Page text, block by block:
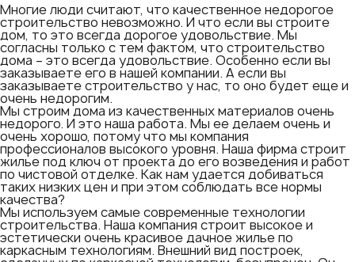
Многие люди считают, что качественное недорогое
строительство невозможно. И что если вы строите
дом, то это всегда дорогое удовольствие. Мы
согласны только с тем фактом, что строительство
дома – это всегда удовольствие. Особенно если вы
заказываете его в нашей компании. А если вы
заказываете строительство у нас, то оно будет еще и
очень недорогим.
Мы строим дома из качественных материалов очень
недорого. И это наша работа. Мы ее делаем очень и
очень хорошо, потому что мы компания
профессионалов высокого уровня. Наша фирма строит
жилье под ключ от проекта до его возведения и работ
по чистовой отделке. Как нам удается добиваться
таких низких цен и при этом соблюдать все нормы
качества?
Мы используем самые современные технологии
строительства. Наша компания строит высокое и
эстетически очень красивое дачное жилье по
каркасным технологиям. Внешний вид построек,